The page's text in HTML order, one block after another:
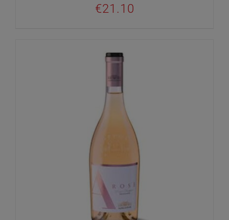
€21.10